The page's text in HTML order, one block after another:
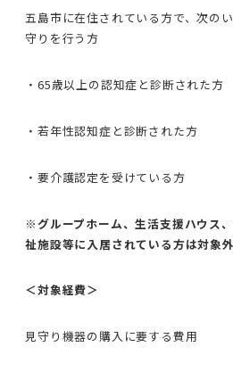
五島市に在住されている方で、次の
守りを行う方
・65歳以上の認知症と診断された方
・若年性認知症と診断された方
・要介護認定を受けている方
※グループホーム、生活支援ハウス
祉施設等に入居されている方は対象外
＜対象経費＞
見守り機器の購入に要する費用